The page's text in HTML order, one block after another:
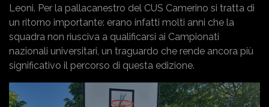
Leoni. Per la pallacanestro del CUS Camerino si tratta di
un ritorno importante: erano infatti molti anni che la
squadra non riusciva a qualificarsi ai Campionati
nazionali universitari, un traguardo che rende ancora più
significativo il percorso di questa edizione.